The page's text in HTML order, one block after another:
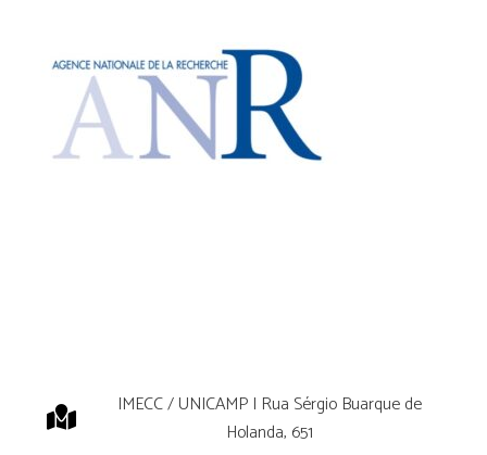
IMECC / UNICAMP | Rua Sérgio Buarque de
Holanda, 651